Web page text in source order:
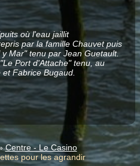
où l'eau jaillit
par la famille Chauvet puis
Mar" tenu par Jean Guetault.
Port d'Attache" tenu, au
Fabrice Bugaud.
Centre - Le Casino
pour les agrandir